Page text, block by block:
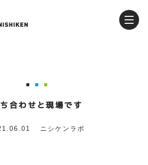
合わせと現場です
ニシケンラボ